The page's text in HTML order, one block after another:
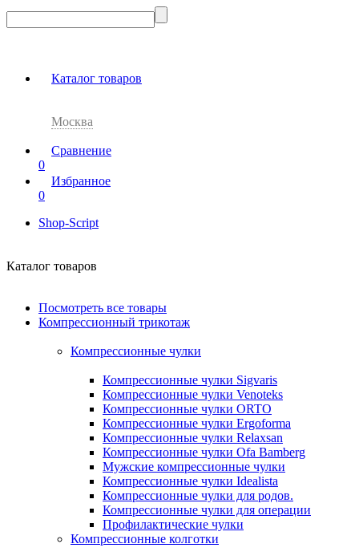
Каталог товаров
Москва
Сравнение
0
Избранное
0
Shop-Script
Каталог товаров
Посмотреть все товары
Компрессионный трикотаж
Компрессионные чулки
Компрессионные чулки Sigvaris
Компрессионные чулки Venoteks
Компрессионные чулки ORTO
Компрессионные чулки Ergoforma
Компрессионные чулки Relaxsan
Компрессионные чулки Ofa Bamberg
Мужские компрессионные чулки
Компрессионные чулки Idealista
Компрессионные чулки для родов.
Компрессионные чулки для операции
Профилактические чулки
Компрессионные колготки